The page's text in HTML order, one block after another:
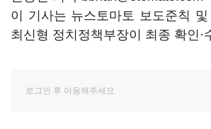
이 기사는 뉴스토마토 보도준칙
최신형 정치정책부장이 최종 확인·